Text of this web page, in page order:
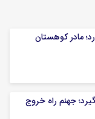
کوهنورد؛ مادر کوهستان
جهنم راه خروج